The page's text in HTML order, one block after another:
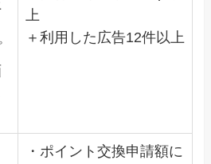
上
＋利用した広告12件以上
・ポイント交換申請額に